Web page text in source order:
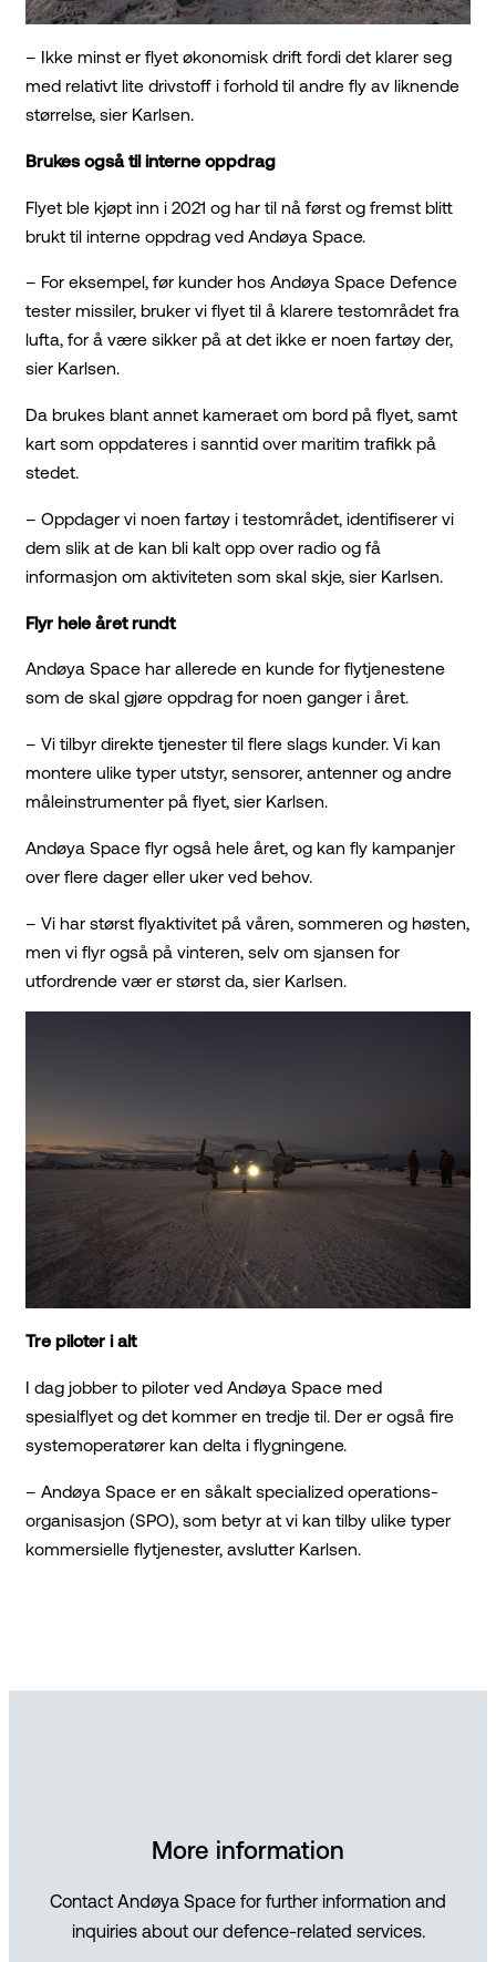
– Ikke minst er flyet økonomisk drift fordi det klarer seg
med relativt lite drivstoff i forhold til andre fly av liknende
størrelse, sier Karlsen.
Brukes også til interne oppdrag
Flyet ble kjøpt inn i 2021 og har til nå først og fremst blitt
brukt til interne oppdrag ved Andøya Space.
– For eksempel, før kunder hos Andøya Space Defence
tester missiler, bruker vi flyet til å klarere testområdet fra
lufta, for å være sikker på at det ikke er noen fartøy der,
sier Karlsen.
Da brukes blant annet kameraet om bord på flyet, samt
kart som oppdateres i sanntid over maritim trafikk på
stedet.
– Oppdager vi noen fartøy i testområdet, identifiserer vi
dem slik at de kan bli kalt opp over radio og få
informasjon om aktiviteten som skal skje, sier Karlsen.
Flyr hele året rundt
Andøya Space har allerede en kunde for flytjenestene
som de skal gjøre oppdrag for noen ganger i året.
– Vi tilbyr direkte tjenester til flere slags kunder. Vi kan
montere ulike typer utstyr, sensorer, antenner og andre
måleinstrumenter på flyet, sier Karlsen.
Andøya Space flyr også hele året, og kan fly kampanjer
over flere dager eller uker ved behov.
– Vi har størst flyaktivitet på våren, sommeren og høsten,
men vi flyr også på vinteren, selv om sjansen for
utfordrende vær er størst da, sier Karlsen.
Tre piloter i alt
I dag jobber to piloter ved Andøya Space med
spesialflyet og det kommer en tredje til. Der er også fire
systemoperatører kan delta i flygningene.
– Andøya Space er en såkalt specialized operations-
organisasjon (SPO), som betyr at vi kan tilby ulike typer
kommersielle flytjenester, avslutter Karlsen.
More information
Contact Andøya Space for further information and
inquiries about our defence-related services.